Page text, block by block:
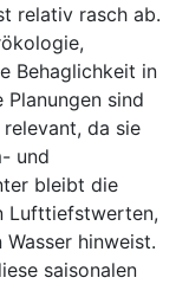
relativ rasch ab.
Behaglichkeit in
Planungen sind
da sie
und
bleibt die
Lufttiefstwerten,
hinweist.
saisonalen